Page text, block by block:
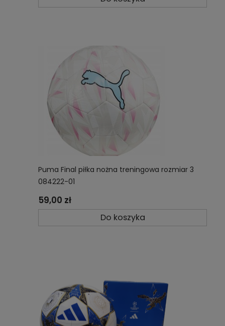
Puma Final piłka nożna treningowa rozmiar 3
084222-01
59,00 zł
Do koszyka